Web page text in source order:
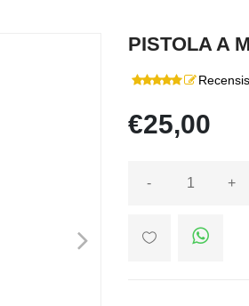
>
PISTOLA A
€25,00
- +